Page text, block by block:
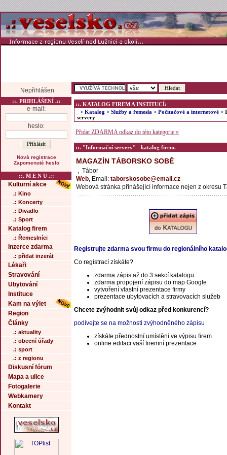
Nepřihlášen
::. PRIHLÁŠENÍ .::
e-mail:
heslo:
Nová registrace
Zapomenuté heslo
::. M E N U .::
Kulturní akce
.: Kino
.: Koncerty
.: Divadlo
.: Sport
Katalog firem
.: Řemeslníci
Inzerce zdarma
.: přidat inzerát
Lékaři
Stravování
Ubytování
Instituce
Kam na výlet
Region
Články
.: aktuality
.: obecní úřady
.: sport
.: z regionu
Diskusní fórum
Mapa a ulice
Fotogalerie
Webkamery
Kontakt
::. KATALOG FIREM A INSTITUCÍ:
> Katalog > Služby a řemesla > Počítačové a internetové >
servery
Přidat ZDARMA odkaz do této kategorie »
::. "Informační servery" - katalog firem.
MAGAZÍN TÁBORSKO SOBĚ
, Tábor
Web, Email: taborskosobe@email.cz
Webová stránka přinášející informace nejen z okresu
Registrujte zdarma svou firmu do regionálního
Co registrací získáte?
zdarma zápis až do 3 sekcí katalogu
zdarma propojení zápisu do map Google
vytvoření vlastní prezentace firmy
prezentace ubytovacích a stravovacích služeb
Chcete zvýhodnit svůj odkaz před konkurencí?
podívejte se na možnosti zvýhodněného zápisu
získáte přednostní umístění ve výpisu firem
online editaci vaší firemní prezentace